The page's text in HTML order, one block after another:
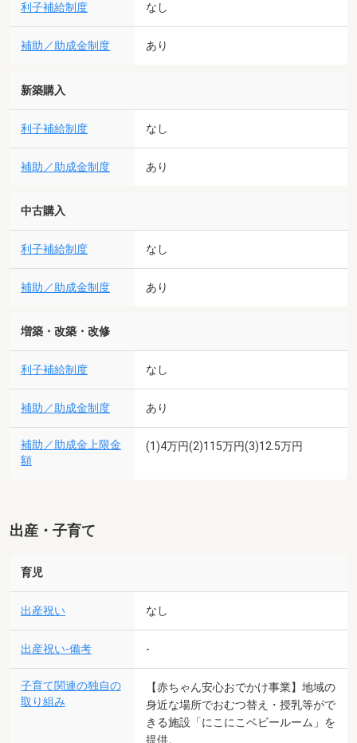
利子補給制度 なし
補助／助成金制度 あり
新築購入
利子補給制度 なし
補助／助成金制度 あり
中古購入
利子補給制度 なし
補助／助成金制度 あり
増築・改築・改修
利子補給制度 なし
補助／助成金制度 あり
補助／助成金上限金
額
(1)4万円(2)115万円(3)12.5万円
出産・子育て
育児
出産祝い なし
出産祝い-備考 -
子育て関連の独自の
取り組み
【赤ちゃん安心おでかけ事業】地域の
身近な場所でおむつ替え・授乳等がで
きる施設「にこにこベビールーム」を
提供。